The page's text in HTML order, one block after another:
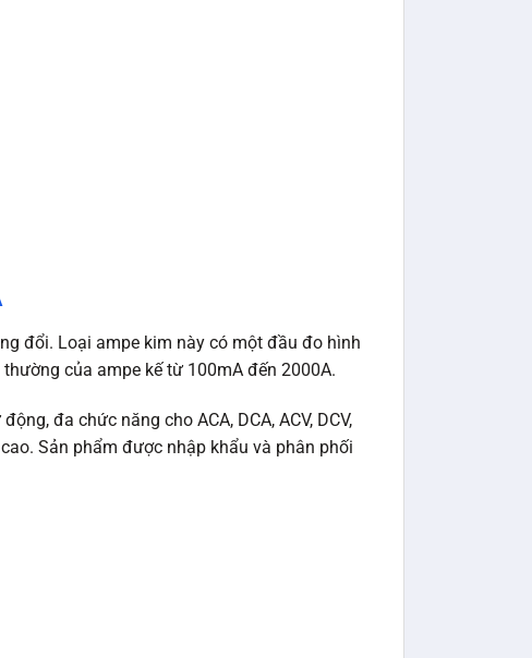
đổi. Loại ampe kim này có một đầu đo hình
của ampe kế từ 100mA đến 2000A.
đa chức năng cho ACA, DCA, ACV, DCV,
Sản phẩm được nhập khẩu và phân phối